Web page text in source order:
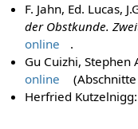
F. Jahn, Ed. Lucas,
der Obstkunde.
online
.
Gu Cuizhi, Stephen
online
Herfried